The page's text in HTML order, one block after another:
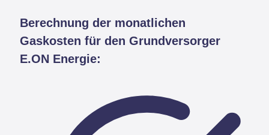
Berechnung der monatlichen
Gaskosten für den Grundversorger
E.ON Energie: